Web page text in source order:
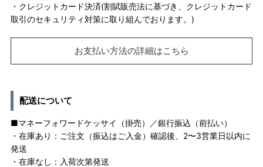
・クレジットカード決済(割賦販売法に基づき、クレジットカード
取引のセキュリティ対策に取り組んでおります。)
お支払い方法の詳細はこちら
配送について
■マネーフォワードケッサイ（掛売）／銀行振込（前払い）
・在庫あり：ご注文（振込はご入金）確認後、2〜3営業日以内に
発送
・在庫なし：入荷次第発送